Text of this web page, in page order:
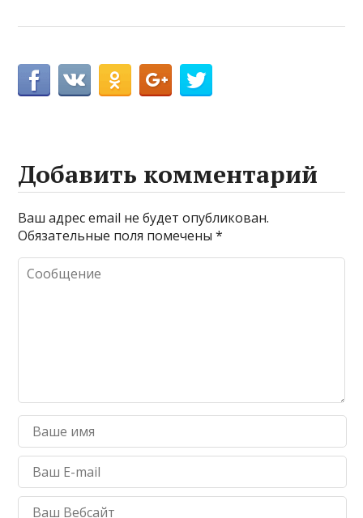
Добавить комментарий
Ваш адрес email не будет опубликован.
Обязательные поля помечены*